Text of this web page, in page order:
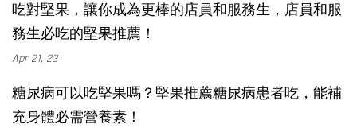
吃對堅果，讓你成為更棒的店員和服務生，店員和服
務生必吃的堅果推薦！
Apr 21, 23
糖尿病可以吃堅果嗎？堅果推薦糖尿病患者吃，能補
充身體必需營養素！